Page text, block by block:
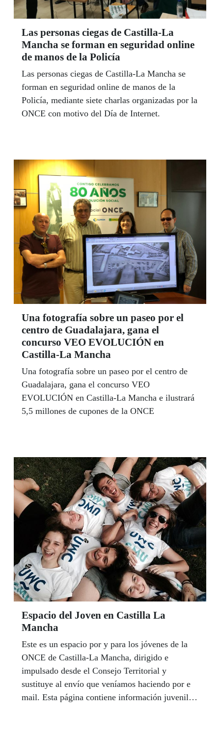
Las personas ciegas de Castilla-La
Mancha se forman en seguridad online
de manos de la Policía
Las personas ciegas de Castilla-La Mancha se
forman en seguridad online de manos de la
Policía, mediante siete charlas organizadas por la
ONCE con motivo del Día de Internet.
Una fotografía sobre un paseo por el
centro de Guadalajara, gana el
concurso VEO EVOLUCIÓN en
Castilla-La Mancha
Una fotografía sobre un paseo por el centro de
Guadalajara, gana el concurso VEO
EVOLUCIÓN en Castilla-La Mancha e ilustrará
5,5 millones de cupones de la ONCE
Espacio del Joven en Castilla La
Mancha
Este es un espacio por y para los jóvenes de la
ONCE de Castilla-La Mancha, dirigido e
impulsado desde el Consejo Territorial y
sustituye al envío que veníamos haciendo por e
mail. Esta página contiene información juvenil